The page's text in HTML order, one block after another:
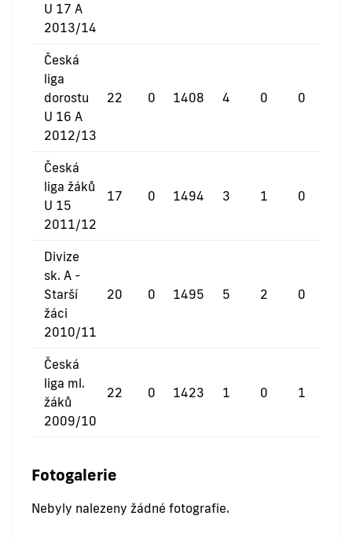
U 17 A
2013/14
Česká
liga
dorostu
U 16 A
2012/13
22 0 1408 4 0 0
Česká
liga žáků
U 15
2011/12
17 0 1494 3 1 0
Divize
sk. A -
Starší
žáci
2010/11
20 0 1495 5 2 0
Česká
liga ml.
žáků
2009/10
22 0 1423 1 0 1
Fotogalerie
Nebyly nalezeny žádné fotografie.